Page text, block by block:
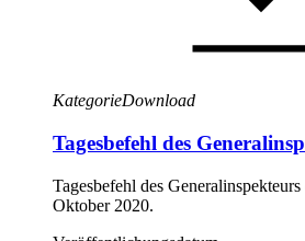
KategorieDownload
Tagesbefehl des
Tagesbefehl des
Oktober 2020.